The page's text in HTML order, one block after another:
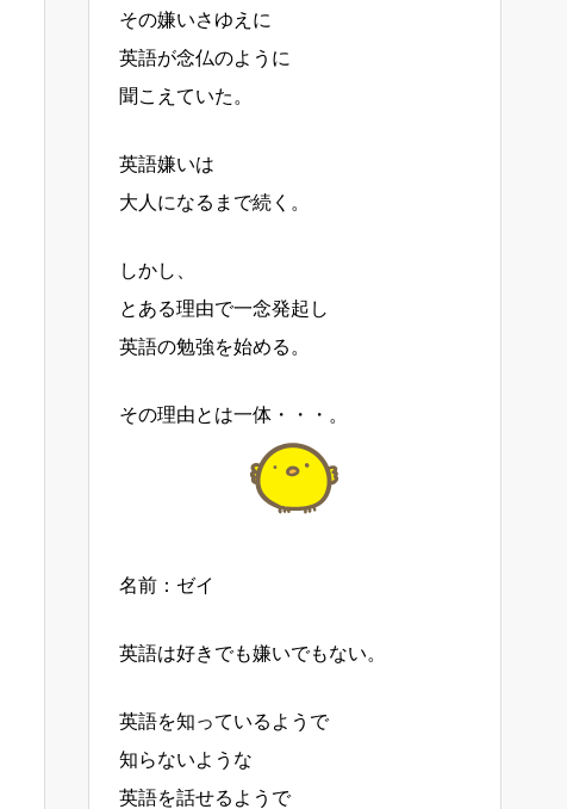
その嫌いさゆえに
英語が念仏のように
聞こえていた。
英語嫌いは
大人になるまで続く。
しかし、
とある理由で一念発起し
英語の勉強を始める。
その理由とは一体・・・。
名前：ゼイ
英語は好きでも嫌いでもない。
英語を知っているようで
知らないような
英語を話せるようで